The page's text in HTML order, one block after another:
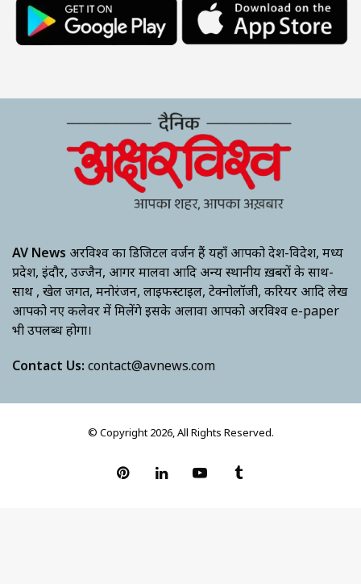
AV News अक्षरविश्व का डिजिटल वर्जन हैं यहाँ आपको देश-विदेश, मध्य
प्रदेश, इंदौर, उज्जैन, आगर मालवा आदि अन्य स्थानीय ख़बरों के साथ-
साथ , खेल जगत, मनोरंजन, लाइफस्टाइल, टेक्नोलॉजी, करियर आदि लेख
आपको नए कलेवर में मिलेंगे इसके अलावा आपको अक्षरविश्व e-paper
भी उपलब्ध होगा।
Contact Us: contact@avnews.com
© Copyright 2026, All Rights Reserved.
PinterestLinkedInYouTubeTumblr